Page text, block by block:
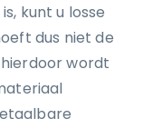
kunt u losse
dus niet de
wordt